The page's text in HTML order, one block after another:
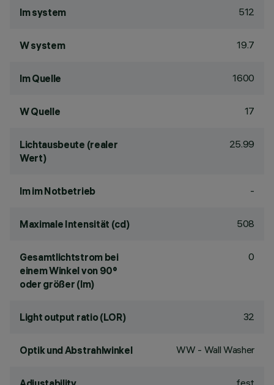
lm system 512
W system 19.7
lm Quelle 1600
W Quelle 17
Lichtausbeute (realer
Wert)
25.99
lm im Notbetrieb -
Maximale Intensität (cd) 508
Gesamtlichtstrom bei
einem Winkel von 90°
oder größer (lm)
0
Light output ratio (LOR) 32
Optik und Abstrahlwinkel WW - Wall Washer
fest